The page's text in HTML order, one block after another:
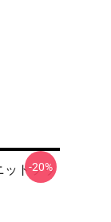
ットソッ
-20%